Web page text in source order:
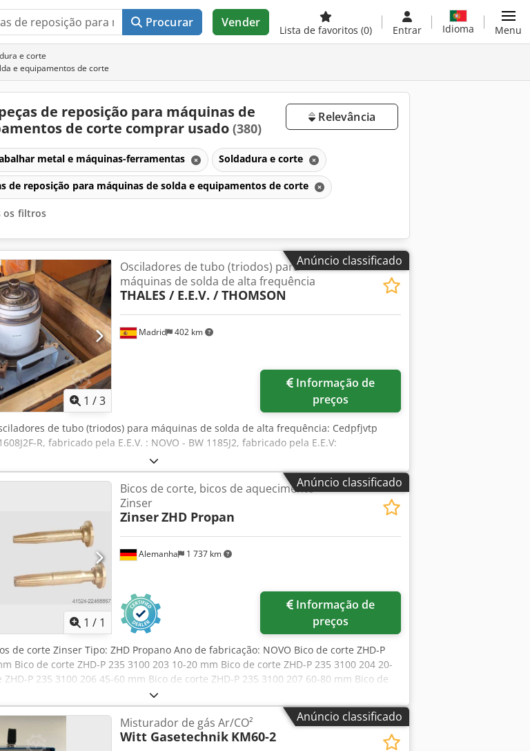
Procurar Vender
Lista de favoritos (0) Entrar Idioma Menu
e corte
e equipamentos de corte
de reposição para máquinas de
de corte comprar usado (380)
Relevância
metal e máquinas-ferramentas Soldadura e corte
de reposição para máquinas de solda e equipamentos de corte
os filtros
Anúncio classificado
1 /3
Madrid 402 km
Osciladores de tubo (triodos) para
máquinas de solda de alta frequência
THALES / E.E.V. / THOMSON
preços
de tubo (triodos) para máquinas de solda de alta frequência: Cedpfjvtp
R, fabricado pela E.E.V. : NOVO - BW 1185J2, fabricado pela E.E.V:
Anúncio classificado
Solicitar mais imagens
1 / 1
Alemanha 1 737 km
Bicos de corte, bicos de aquecimento
Zinser
ZinserZHD Propan
preços
de corte Zinser Tipo: ZHD Propano Ano de fabricação: NOVO Bico de corte ZHD-P
Bico de corte ZHD-P 235 3100 203 10-20 mm Bico de corte ZHD-P 235 3100 204 20-
P 235 3100 206 45-60 mm Bico de corte ZHD-P 235 3100 207 60-80 mm Bico de
208 80-100 mm Bico de corte ZHD-P 235 3100 209 100-160 mm Bico de corte ZHD-P
mm Bico de corte ZHD-P 235 3100 211 230-300 mm Bico de aquecimento ZHD-P 235
Csdpfx Aaezq Akde Toha Bico de aquecimento ZHD-P 235 3090 111 100-300 mm 31726
Anúncio classificado
Misturador de gás Ar/CO²
Witt Gasetechnik KM60-2